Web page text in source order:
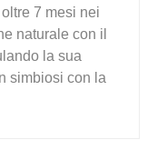
7 mesi nei
naturale con il
la sua
simbiosi con la